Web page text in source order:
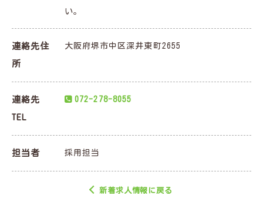
い。
連絡先住
所
大阪府堺市中区深井東町2655
連絡先
TEL
072-278-8055
担当者 採用担当
新着求人情報に戻る